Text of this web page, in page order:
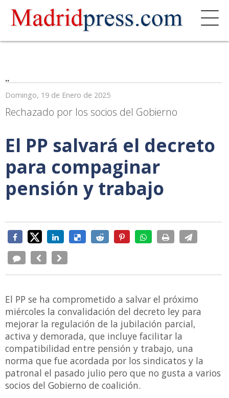
..
Domingo, 19 de Enero de 2025
Rechazado por los socios del Gobierno
El PP salvará el decreto
para compaginar
pensión y trabajo
El PP se ha comprometido a salvar el próximo
miércoles la convalidación del decreto ley para
mejorar la regulación de la jubilación parcial,
activa y demorada, que incluye facilitar la
compatibilidad entre pensión y trabajo, una
norma que fue acordada por los sindicatos y la
patronal el pasado julio pero que no gusta a varios
socios del Gobierno de coalición.